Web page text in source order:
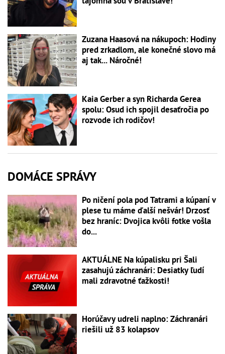
Zuzana Haasová na nákupoch: Hodiny
pred zrkadlom, ale konečné slovo má
aj tak... Náročné!
Kaia Gerber a syn Richarda Gerea
spolu: Osud ich spojil desaťročia po
rozvode ich rodičov!
DOMÁCE SPRÁVY
Po ničení pola pod Tatrami a kúpaní v
plese tu máme ďalší nešvár! Drzosť
bez hraníc: Dvojica kvôli fotke vošla
do...
AKTUÁLNE Na kúpalisku pri Šali
zasahujú záchranári: Desiatky ľudí
mali zdravotné ťažkosti!
Horúčavy udreli naplno: Záchranári
riešili už 83 kolapsov